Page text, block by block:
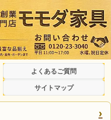
よくあるご質問
サイトマップ
›